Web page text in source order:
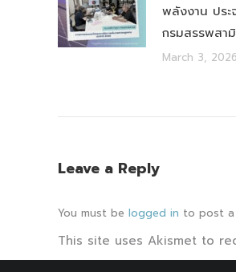
พลังงาน ประ
กรมสรรพสา
March 3, 2026
Leave a Reply
You must be logged in to post a
This site uses Akismet to